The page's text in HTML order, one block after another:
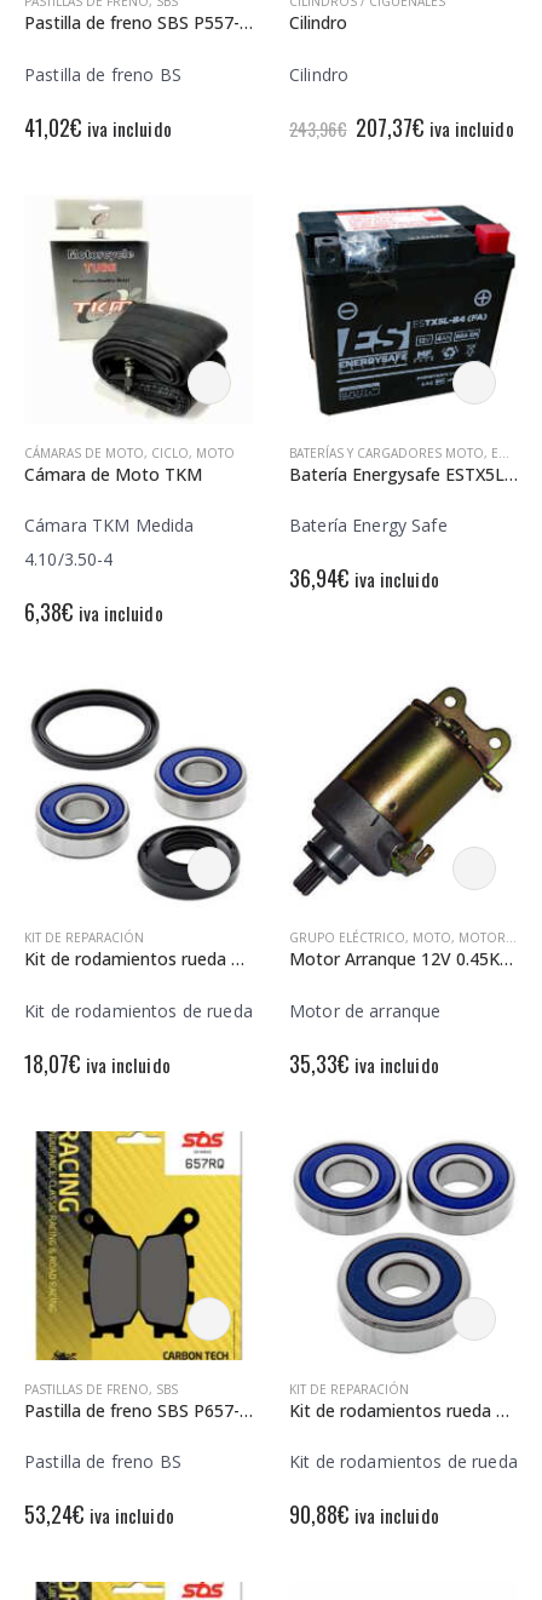
Pastilla de freno SBS P557-HF
Pastilla de freno BS
41,02€ iva incluido
Cilindro
Cilindro
243,96€ El
precio
243,96€.
207,37€El
precio
207,37€.
iva incluido
CÁMARAS DE MOTO, CICLO, MOTO
Cámara de Moto TKM
Cámara TKM Medida
4.10/3.50-4
6,38€ iva incluido
BATERÍAS Y CARGADORES MOTO, ENERGY SAFE
Batería Energysafe ESTX5L-B4 Precargada
Batería Energy Safe
36,94€ iva incluido
KIT DE REPARACIÓN
Kit de rodamientos rueda All Balls 25-1120
Kit de rodamientos de rueda
18,07€ iva incluido
GRUPO ELÉCTRICO, MOTO, MOTORES DE ARRANQUE
Motor Arranque 12V 0.45Kw – Rotación Izquierda
Motor de arranque
35,33€ iva incluido
PASTILLAS DE FRENO, SBS
Pastilla de freno SBS P657-RQ
Pastilla de freno BS
53,24€ iva incluido
KIT DE REPARACIÓN
Kit de rodamientos rueda All Balls 25-1283
Kit de rodamientos de rueda
90,88€ iva incluido